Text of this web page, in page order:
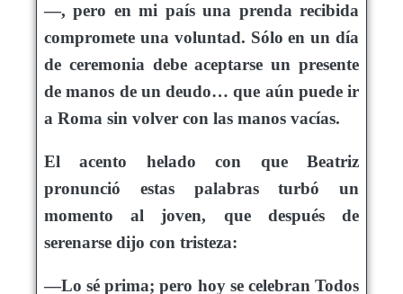
—, pero en mi país una prenda recibida
compromete una voluntad. Sólo en un día
de ceremonia debe aceptarse un presente
de manos de un deudo… que aún puede ir
a Roma sin volver con las manos vacías.
El acento helado con que Beatriz
pronunció estas palabras turbó un
momento al joven, que después de
serenarse dijo con tristeza:
—Lo sé prima; pero hoy se celebran Todos